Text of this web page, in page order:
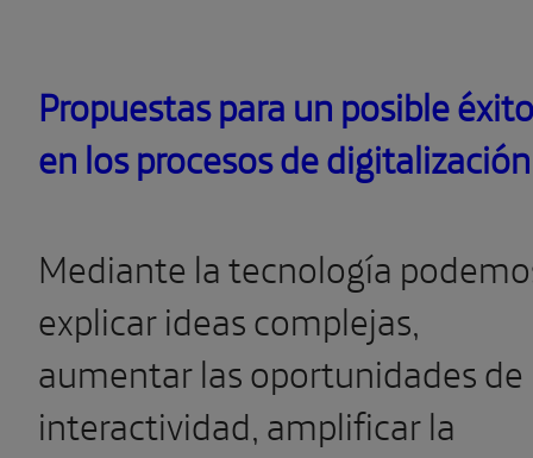
Mediante la tecnología
explicar ideas complejas,
interactividad, amplificar la
experiencia del visitante y dotar
de mayor profundidad a los
contenidos. Y crear contenidos